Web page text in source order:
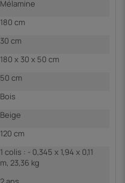
Mélamine
180 cm
30 cm
180 x 30 x 50 cm
50 cm
Bois
Beige
120 cm
1 colis : - 0,345 x 1,94 x 0,11
m, 23,36 kg